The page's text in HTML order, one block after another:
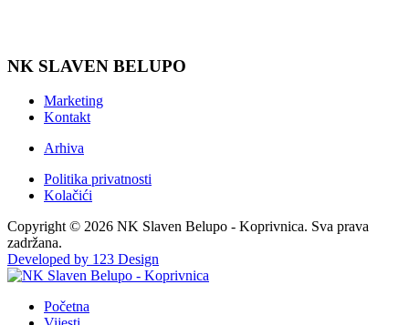
NK SLAVEN BELUPO
Marketing
Kontakt
Arhiva
Politika privatnosti
Kolačići
Copyright © 2026 NK Slaven Belupo - Koprivnica. Sva prava
zadržana.
Developed by 123 Design
Početna